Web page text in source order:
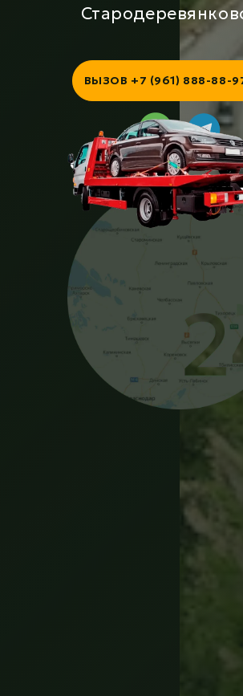
ВЫЗОВ +7 (961) 888-88-